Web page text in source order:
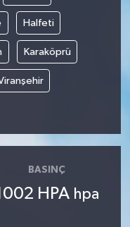
Halfeti
Karaköprü
BASINÇ
HPA hpa